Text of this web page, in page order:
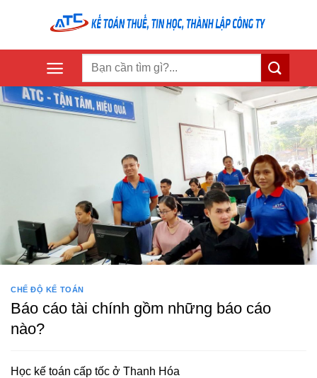
CHẾ ĐỘ KẾ TOÁN
Báo cáo tài chính gồm những báo cáo
nào?
Học kế toán cấp tốc ở Thanh Hóa